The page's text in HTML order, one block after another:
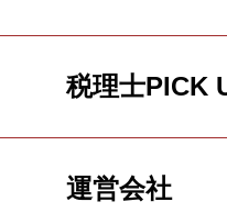
税理士PICK
運営会社